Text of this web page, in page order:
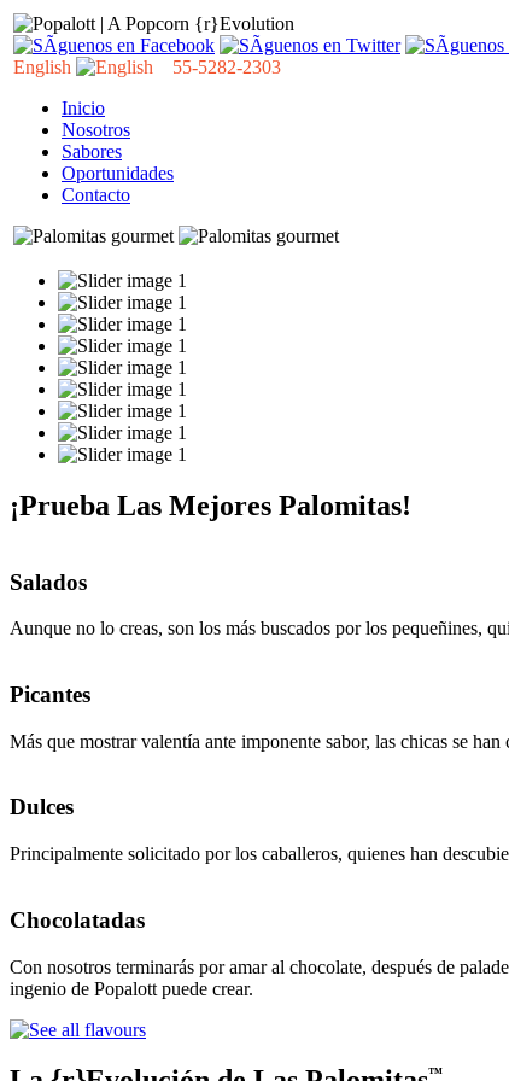
English
55-5282-2303
Inicio
Nosotros
Sabores
Oportunidades
Contacto
¡Prueba Las Mejores Palomitas!
Salados
Aunque no lo creas, son los más buscados por los pequeñines,
Picantes
Más que mostrar valentía ante imponente sabor, las chicas se
Dulces
Principalmente solicitado por los caballeros, quienes han
Chocolatadas
Con nosotros terminarás por amar al chocolate, después de
ingenio de Popalott puede crear.
™